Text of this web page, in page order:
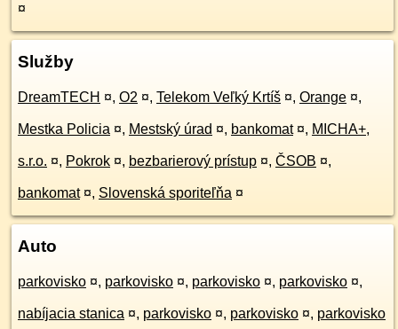
¤
Služby
DreamTECH ¤, O2 ¤, Telekom Veľký Krtíš ¤, Orange ¤,
Mestka Policia ¤, Mestský úrad ¤, bankomat ¤, MICHA+,
s.r.o. ¤, Pokrok ¤, bezbarierový prístup ¤, ČSOB ¤,
bankomat ¤, Slovenská sporiteľňa ¤
Auto
parkovisko ¤, parkovisko ¤, parkovisko ¤, parkovisko ¤,
nabíjacia stanica ¤, parkovisko ¤, parkovisko ¤, parkovisko